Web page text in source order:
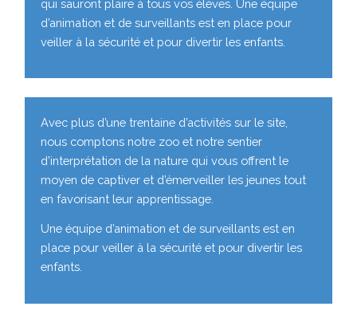
qui sauront plaire à tous vos élèves. Une équipe
d’animation et de surveillants est en place pour
veiller à la sécurité et pour divertir les enfants.
Avec plus d’une trentaine d’activités sur le site,
nous comptons notre zoo et notre sentier
d’interprétation de la nature qui vous offrent le
moyen de captiver et d’émerveiller les jeunes tout
en favorisant leur apprentissage.
Une équipe d’animation et de surveillants est en
place pour veiller à la sécurité et pour divertir les
enfants.